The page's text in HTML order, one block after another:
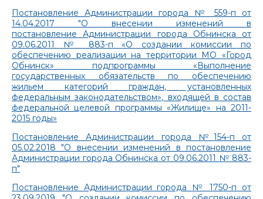
Постановление Администрации города № 559-п от
14.04.2017 "О внесении изменений в
постановление Администрации города Обнинска от
09.06.2011 № 883-п «О создании комиссии по
обеспечению реализации на территории МО «Город
Обнинск» подпрограммы «Выполнение
государственных обязательств по обеспечению
жильем категорий граждан, установленных
федеральным законодательством», входящей в состав
федеральной целевой программы «Жилище» на 2011-
2015 годы»
Постановление Администрации города №154-п от
05.02.2018 "О внесении изменений в постановление
Администрации города Обнинска от 09.06.2011 № 883-
п"
Постановление Администрации города № 1750-п от